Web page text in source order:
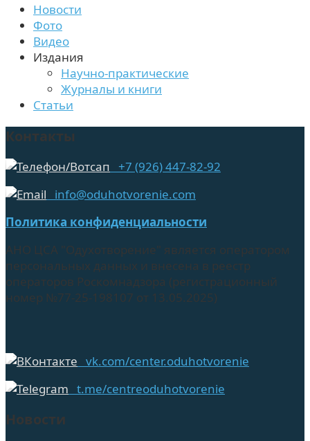
Новости
Фото
Видео
Издания
Научно-практические
Журналы и книги
Статьи
Контакты
+7 (926) 447-82-92
info@oduhotvorenie.com
Политика конфиденциальности
АНО ЦСА "Одухотворение" является оператором
персональных данных и внесена в реестр
операторов Роскомнадзора (регистрационный
номер №77-25-198107 от 13.05.2025)
vk.com/center.oduhotvorenie
t.me/centreoduhotvorenie
Новости